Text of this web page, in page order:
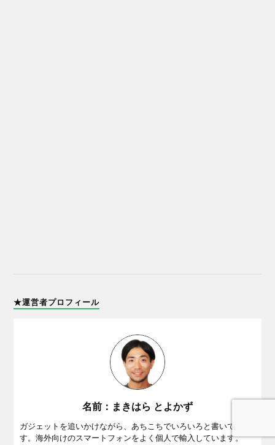
★運営者プロフィール
名前：まきはら とよかず
ガジェットを追いかけながら、あちこちでいろいろと書いていま
す。海外向けのスマートフォンをよく個人で輸入しています。